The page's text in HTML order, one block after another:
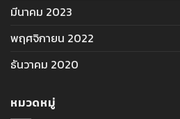
มีนาคม 2023
พฤศจิกายน 2022
ธันวาคม 2020
หมวดหมู่